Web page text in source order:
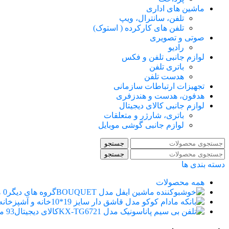
ماشین های اداری
تلفن، سانترال، ویپ
تلفن های کارکرده ( استوک)
صوتی و تصویری
رادیو
لوازم جانبی تلفن و فکس
باتری تلفن
هدست تلفن
تجهیزات ارتباطات سازمانی
هدفون، هدست و هندزفری
لوازم جانبی کالای دیجیتال
باتری، شارژر و متعلقات
لوازم جانبی گوشی موبایل
جستجو
جستجو
دسته بندی ها
همه محصولات
گروه های دیگر 0 محصول
خانه و
کالای دیجیتال93 محصول